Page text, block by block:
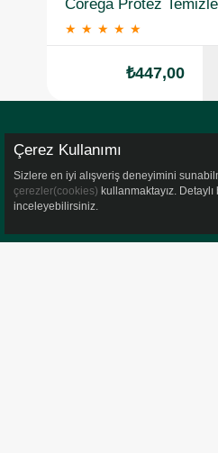
★ ★ ★ ★ ★
₺447,00
Çerez Kullanımı
Sizlere en iyi alışveriş deneyimini
çerezler(cookies) kullanmaktayız.
inceleyebilirsiniz.